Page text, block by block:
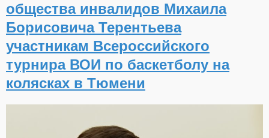
общества инвалидов Михаила
Борисовича Терентьева
участникам Всероссийского
турнира ВОИ по баскетболу на
колясках в Тюмени